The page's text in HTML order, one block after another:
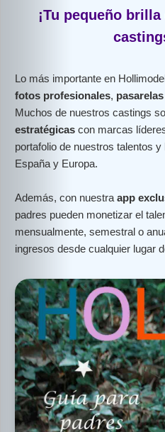
¡Tu pequeño
Lo más importante en
fotos profesionales,
Muchos de nuestros castings
estratégicascon marcas
portafolio de nuestros talentos
España y Europa.
Además, con nuestra app
padres pueden monetizar el
mensualmente, semestral o
ingresos desde cualquier lugar